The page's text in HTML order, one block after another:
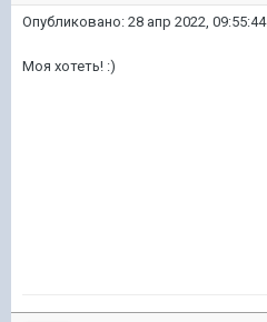
Опубликовано: 28 апр 2022, 09:55:44
Моя хотеть! :)